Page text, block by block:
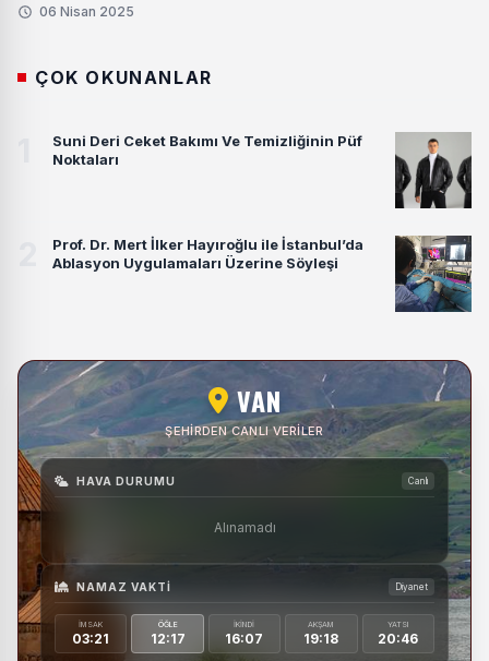
06 Nisan 2025
ÇOK OKUNANLAR
Suni Deri Ceket Bakımı Ve Temizliğinin Püf
Noktaları
Prof. Dr. Mert İlker Hayıroğlu ile İstanbul’da
Ablasyon Uygulamaları Üzerine Söyleşi
VAN
ŞEHIRDEN CANLI VERILER
HAVA DURUMU Canlı
Alınamadı
NAMAZ VAKTI Diyanet
İMSAK
03:21
ÖĞLE
12:17
İKINDI
16:07
AKŞAM
19:18
YATSI
20:46